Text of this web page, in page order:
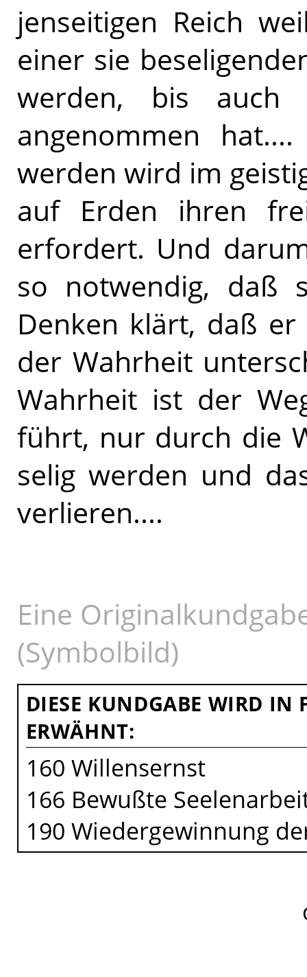
jenseitigen Reich
einer sie
werden, bis auch
angenommen
werden wird im
auf Erden ihren
erfordert. Und
so notwendig, daß
Denken klärt, daß
der Wahrheit
Wahrheit ist der
führt, nur durch die
selig werden und
verlieren....
Eine
(Symbolbild)
DIESE KUNDGABE WIRD IN
ERWÄHNT:
160 Willensernst
166 Bewußte
190 Wiedergewinnung